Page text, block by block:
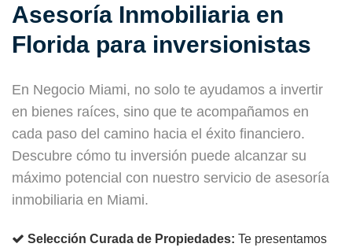
Asesoría Inmobiliaria en
Florida para inversionistas
En Negocio Miami, no solo te ayudamos a invertir
en bienes raíces, sino que te acompañamos en
cada paso del camino hacia el éxito financiero.
Descubre cómo tu inversión puede alcanzar su
máximo potencial con nuestro servicio de asesoría
inmobiliaria en Miami.
Selección Curada de Propiedades: Te presentamos